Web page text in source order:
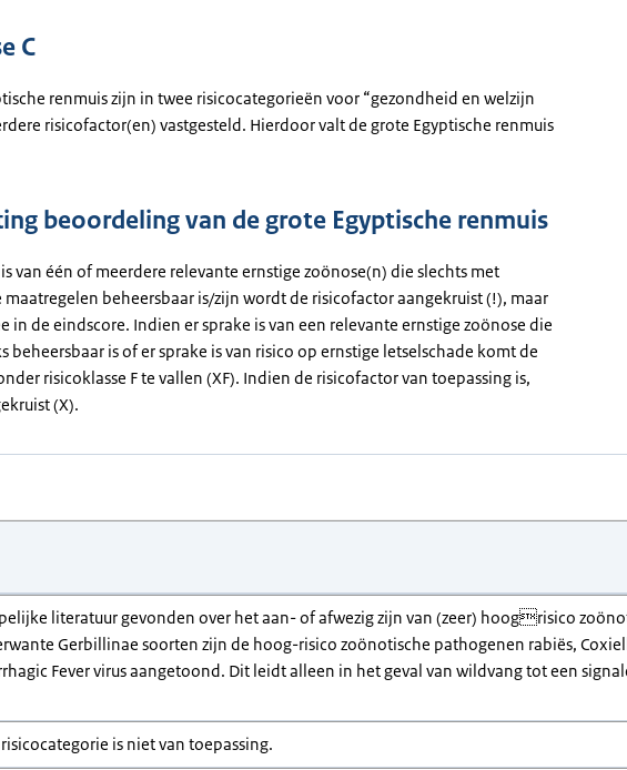
C
renmuis zijn in twee risicocategorieën voor “gezondheid en welzijn
risicofactor(en) vastgesteld. Hierdoor valt de grote Egyptische renmuis
beoordeling van de grote Egyptische renmuis
van één of meerdere relevante ernstige zoönose(n) die slechts met
maatregelen beheersbaar is/zijn wordt de risicofactor aangekruist (!), maar
in de eindscore. Indien er sprake is van een relevante ernstige zoönose die
beheersbaar is of er sprake is van risico op ernstige letselschade komt de
risicoklasse F te vallen (XF). Indien de risicofactor van toepassing is,
(X).
literatuur gevonden over het aan- of afwezig zijn van (zeer) hoogrisico
Gerbillinae soorten zijn de hoog-risico zoönotische pathogenen rabiës,
Fever virus aangetoond. Dit leidt alleen in het geval van wildvang tot een
is niet van toepassing.